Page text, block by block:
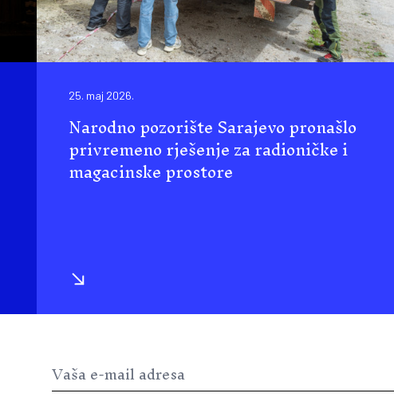
25. maj 2026.
Narodno pozorište Sarajevo pronašlo
privremeno rješenje za radioničke i
magacinske prostore